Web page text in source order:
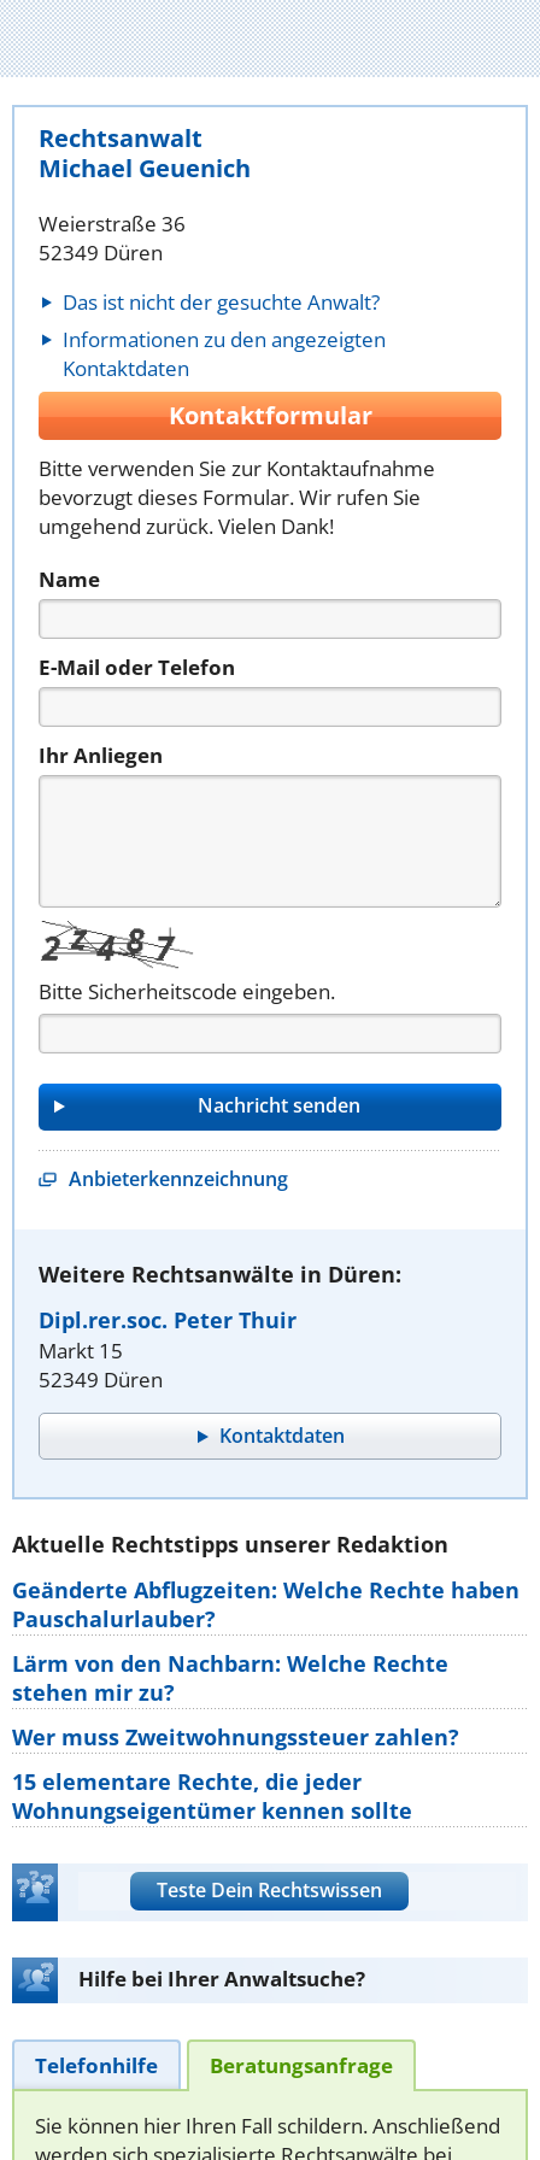
Rechtsanwalt
Michael Geuenich
Weierstraße 36
52349 Düren
Das ist nicht der gesuchte Anwalt?
Informationen zu den angezeigten
Kontaktdaten
Kontaktformular
Bitte verwenden Sie zur Kontaktaufnahme
bevorzugt dieses Formular. Wir rufen Sie
umgehend zurück. Vielen Dank!
Name
E-Mail oder Telefon
Ihr Anliegen
Bitte Sicherheitscode eingeben.
Anbieterkennzeichnung
Weitere Rechtsanwälte in Düren:
Dipl.rer.soc. Peter Thuir
Markt 15
52349 Düren
Kontaktdaten
Aktuelle Rechtstipps unserer Redaktion
Geänderte Abflugzeiten: Welche Rechte haben
Pauschalurlauber?
Lärm von den Nachbarn: Welche Rechte
stehen mir zu?
Wer muss Zweitwohnungssteuer zahlen?
15 elementare Rechte, die jeder
Wohnungseigentümer kennen sollte
Teste Dein Rechtswissen
Hilfe bei Ihrer Anwaltsuche?
Telefonhilfe Beratungsanfrage
Sie können hier Ihren Fall schildern. Anschließend